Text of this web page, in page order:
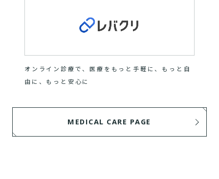
オンライン診療で、医療をもっと手軽に、もっと自
由に、もっと安心に
MEDICAL CARE PAGE